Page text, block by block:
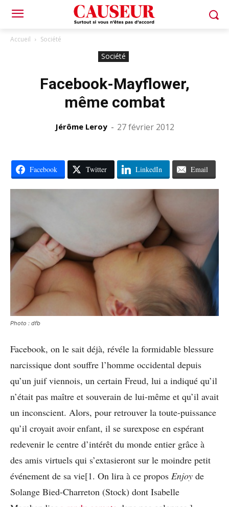
Accueil Société
Société
Facebook-Mayflower,
même combat
Jérôme Leroy - 27 février 2012
Facebook Twitter LinkedIn Email
Photo : dfb
Facebook, on le sait déjà, révéle la formidable blessure
narcissique dont souffre l’homme occidental depuis
qu’un juif viennois, un certain Freud, lui a indiqué qu’il
n’était pas maître et souverain de lui-même et qu’il avait
un inconscient. Alors, pour retrouver la toute-puissance
qu’il croyait avoir enfant, il se surexpose en espérant
redevenir le centre d’intérêt du monde entier grâce à
des amis virtuels qui s’extasieront sur le moindre petit
événement de sa vie[1. On lira à ce propos Enjoy de
Solange Bied-Charreton (Stock) dont Isabelle